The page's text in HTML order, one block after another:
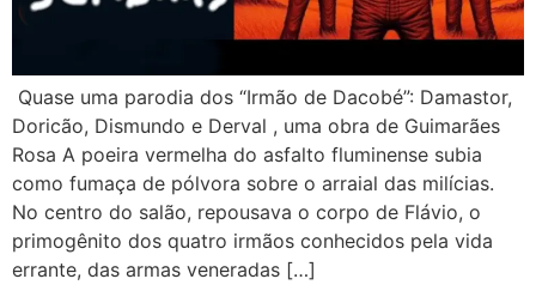
Quase uma parodia dos “Irmão de Dacobé”: Damastor,
Doricão, Dismundo e Derval , uma obra de Guimarães
Rosa A poeira vermelha do asfalto fluminense subia
como fumaça de pólvora sobre o arraial das milícias.
No centro do salão, repousava o corpo de Flávio, o
primogênito dos quatro irmãos conhecidos pela vida
errante, das armas veneradas […]